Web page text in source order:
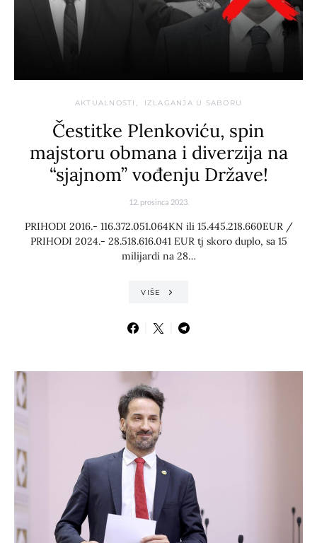
AKTUALNOSTI IZLAGANJA U SABORU
Čestitke Plenkoviću, spin
majstoru obmana i diverzija na
“sjajnom” vođenju Države!
12. prosinca 2023.
PRIHODI 2016.- 116.372.051.064KN ili 15.445.218.660EUR /
PRIHODI 2024.- 28.518.616.041 EUR tj skoro duplo, sa 15
milijardi na 28…
VIŠE